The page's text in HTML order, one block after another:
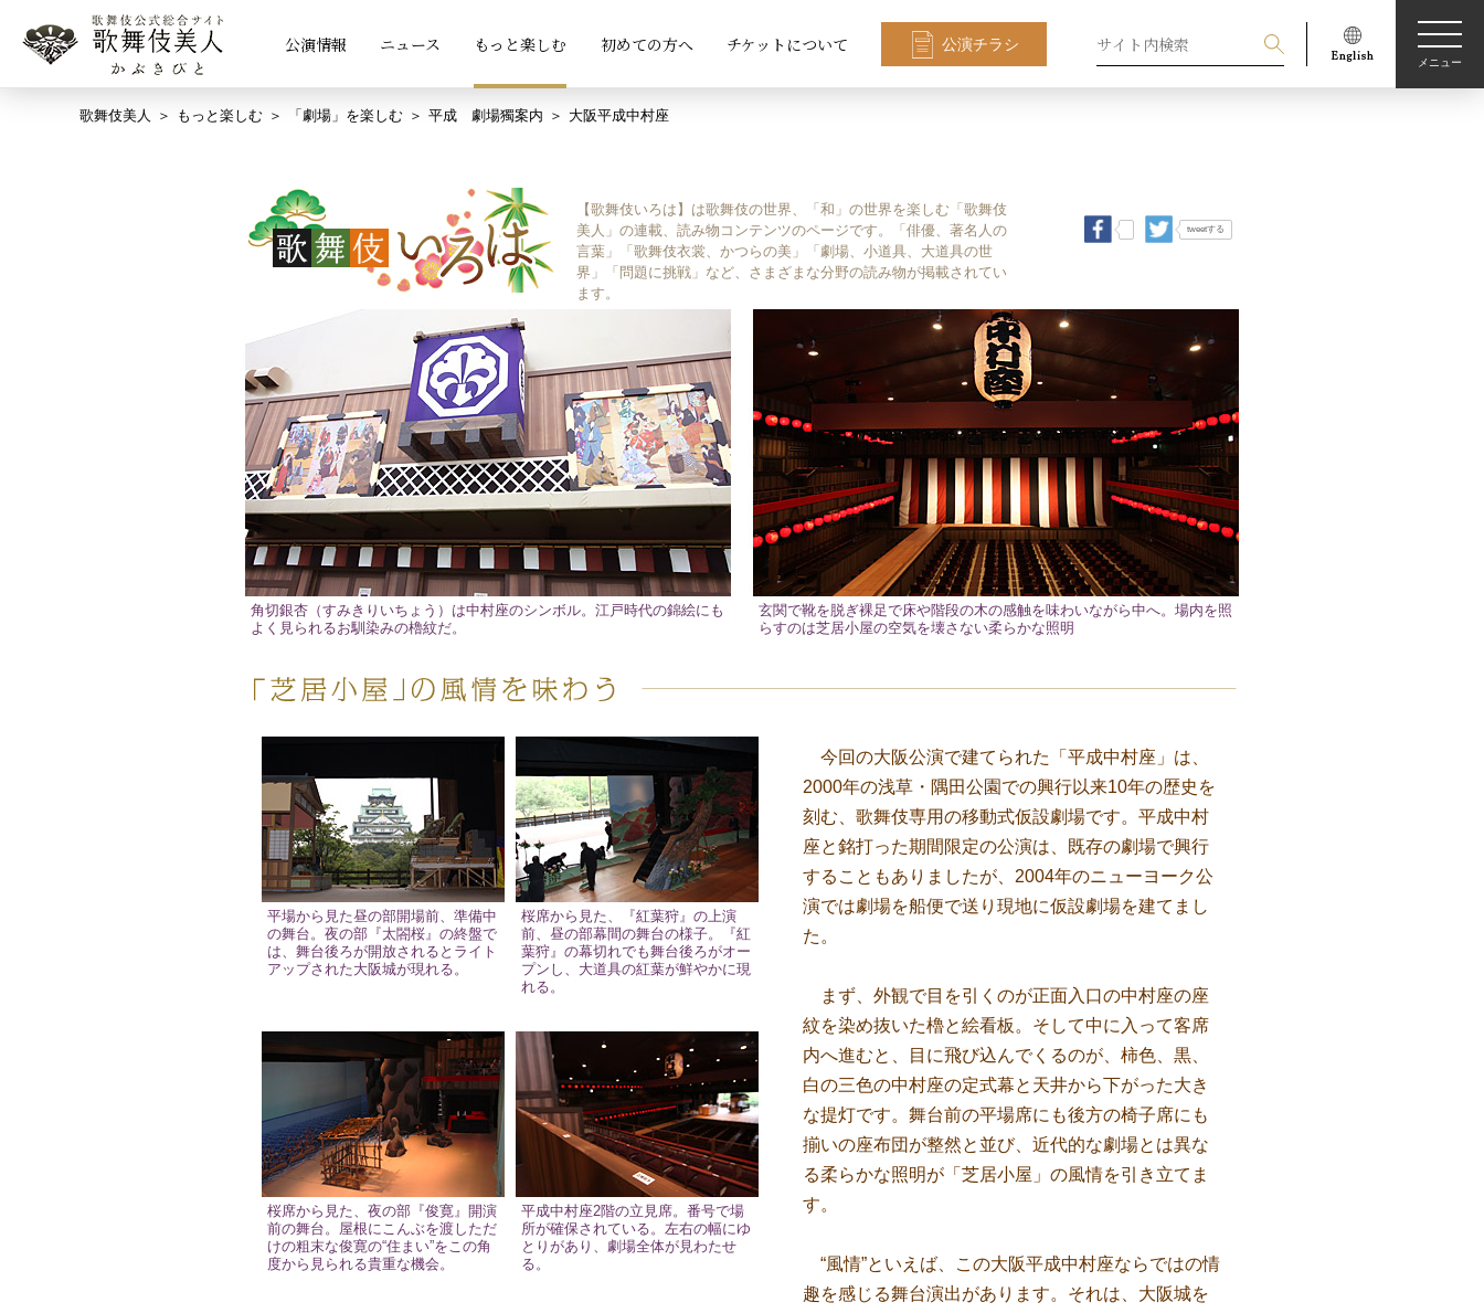
公演情報 ニュース もっと楽しむ 初めての方へ チケットについて 公演チラシ
メニュー
歌舞伎美人 もっと楽しむ 「劇場」を楽しむ 平成 劇場獨案内 大阪平成中村座
【歌舞伎いろは】は歌舞伎の世界、「和」の世界を楽しむ「歌舞伎
美人」の連載、読み物コンテンツのページです。「俳優、著名人の
言葉」「歌舞伎衣裳、かつらの美」「劇場、小道具、大道具の世
界」「問題に挑戦」など、さまざまな分野の読み物が掲載されてい
ます。
tweetする
角切銀杏（すみきりいちょう）は中村座のシンボル。江戸時代の錦絵にも
よく見られるお馴染みの櫓紋だ。
玄関で靴を脱ぎ裸足で床や階段の木の感触を味わいながら中へ。場内を照
らすのは芝居小屋の空気を壊さない柔らかな照明
平場から見た昼の部開場前、準備中
の舞台。夜の部『太閤桜』の終盤で
は、舞台後ろが開放されるとライト
アップされた大阪城が現れる。
桜席から見た、『紅葉狩』の上演
前、昼の部幕間の舞台の様子。『紅
葉狩』の幕切れでも舞台後ろがオー
プンし、大道具の紅葉が鮮やかに現
れる。
桜席から見た、夜の部『俊寛』開演
前の舞台。屋根にこんぶを渡しただ
けの粗末な俊寛の“住まい”をこの角
度から見られる貴重な機会。
平成中村座2階の立見席。番号で場
所が確保されている。左右の幅にゆ
とりがあり、劇場全体が見わたせ
る。
今回の大阪公演で建てられた「平成中村座」は、
2000年の浅草・隅田公園での興行以来10年の歴史を
刻む、歌舞伎専用の移動式仮設劇場です。平成中村
座と銘打った期間限定の公演は、既存の劇場で興行
することもありましたが、2004年のニューヨーク公
演では劇場を船便で送り現地に仮設劇場を建てまし
た。
まず、外観で目を引くのが正面入口の中村座の座
紋を染め抜いた櫓と絵看板。そして中に入って客席
内へ進むと、目に飛び込んでくるのが、柿色、黒、
白の三色の中村座の定式幕と天井から下がった大き
な提灯です。舞台前の平場席にも後方の椅子席にも
揃いの座布団が整然と並び、近代的な劇場とは異な
る柔らかな照明が「芝居小屋」の風情を引き立てま
す。
“風情”といえば、この大阪平成中村座ならではの情
趣を感じる舞台演出があります。それは、大阪城を